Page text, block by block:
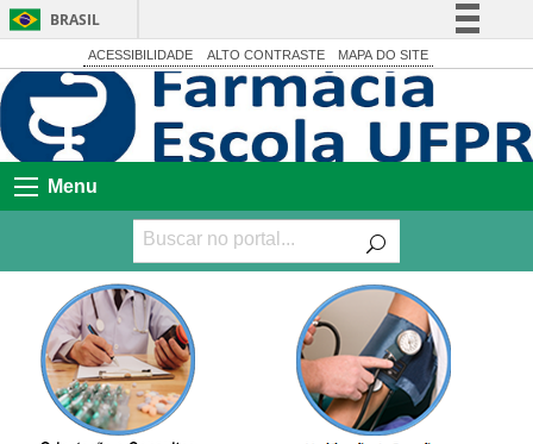
BRASIL
Simplifique!
Comunica BR
Participe
Acesso à informação
Canais
ACESSIBILIDADE ALTO CONTRASTE MAPA DO SITE
Menu